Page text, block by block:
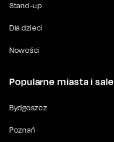
Stand-up
Dla dzieci
Nowości
Popularne miasta i sale
Bydgoszcz
Poznań